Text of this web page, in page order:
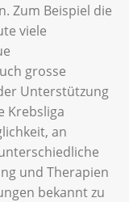
Zum Beispiel die
viele
grosse
Unterstützung
Krebsliga
an
und Therapien
bekannt zu